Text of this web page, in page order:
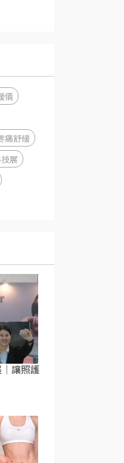
儀
痛舒緩
展
讓照護